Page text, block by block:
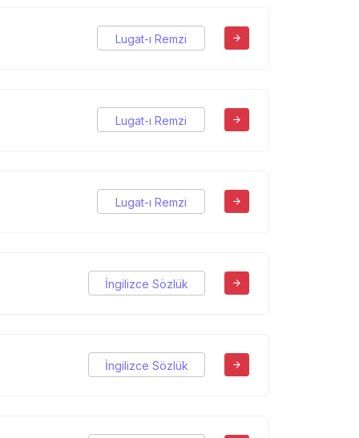
Lugat-ı Remzi
Lugat-ı Remzi
Lugat-ı Remzi
İngilizce Sözlük
İngilizce Sözlük